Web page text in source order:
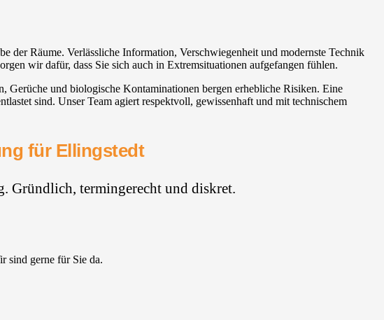
der Räume. Verlässliche Information, Verschwiegenheit und modernste Technik
wir dafür, dass Sie sich auch in Extremsituationen aufgefangen fühlen.
Gerüche und biologische Kontaminationen bergen erhebliche Risiken. Eine
sind. Unser Team agiert respektvoll, gewissenhaft und mit technischem
für Ellingstedt
Gründlich, termingerecht und diskret.
sind gerne für Sie da.